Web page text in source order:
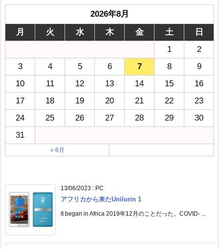
2026年8月
月
火 水 木 金 土
日
1
2
3
4 5 6 7 8
9
10
11 12 13 14 15
16
17
18 19 20 21 22
23
24
25 26 27 28 29
30
31
« 6月
13/06/2023 : PC
アフリカから来たUnilorin 1
It began in Africa 2019年12月のことだった。COVID- ...